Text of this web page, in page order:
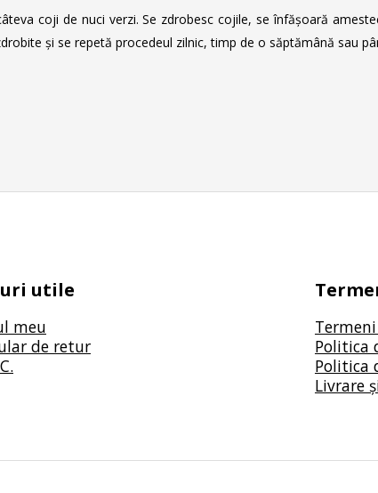
coji de nuci verzi. Se zdrobesc cojile, se înfășoară
și se repetă procedeul zilnic, timp de o săptămână sau
utile
meu
de retur
Politica
Politica
Livrare